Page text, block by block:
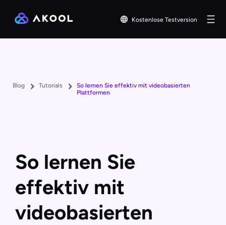
Kostenlose Testversion
Blog Tutorials
So lernen Sie effektiv mit videobasierten
Plattformen
So lernen Sie
effektiv mit
videobasierten